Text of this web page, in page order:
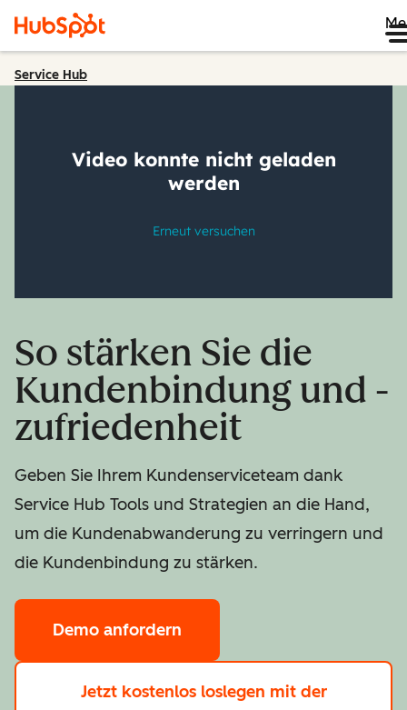
Service Hub
So stärken Sie die
Kundenbindung und -
zufriedenheit
Geben Sie Ihrem Kundenserviceteam dank
Service Hub Tools und Strategien an die Hand,
um die Kundenabwanderung zu verringern und
die Kundenbindung zu stärken.
Demo anfordern
Jetzt kostenlos loslegen mit der